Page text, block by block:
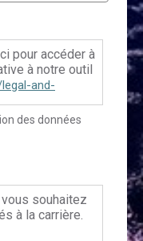
pour accéder à
à notre outil
and-
des données
souhaitez
à la carrière.